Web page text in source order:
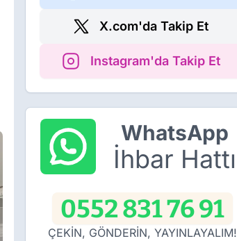
X.com'da Takip Et
Instagram'da Takip Et
WhatsApp
İhbar Hattı
0552 831 76 91
ÇEKİN, GÖNDERİN, YAYINLAYALIM!